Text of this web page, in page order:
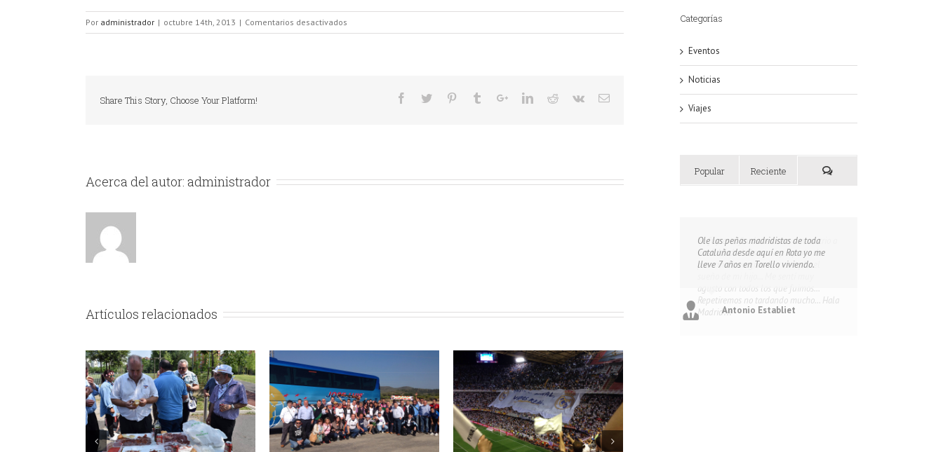
Por administrador | octubre 14th, 2013 | Comentarios desactivados
Slide
Share This Story, Choose Your Platform!
Acerca del autor: administrador
Artículos relacionados
Categorías
Eventos
Noticias
Viajes
Popular Reciente
Ole las peñas madridistas de toda
Cataluña desde aquí en Rota yo me
lleve 7 años en Torello viviendo.
Antonio Establiet